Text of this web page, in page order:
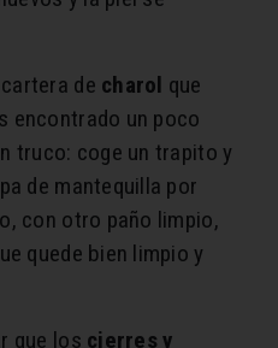
de charol que
encontrado un poco
truco: coge un trapito y
de mantequilla por
con otro paño limpio,
quede bien limpio y
que los cierres y